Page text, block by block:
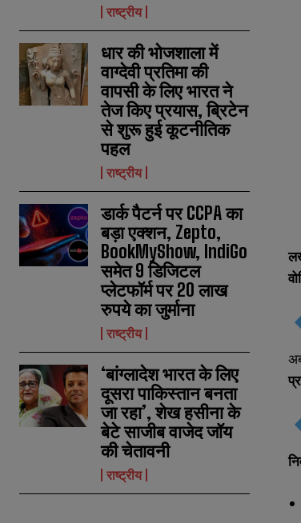
ll
राष्ट्रीय
धार की भोजशाला में
वाग्देवी प्रतिमा की
वापसी के लिए भारत ने
तेज किए प्रयास, ब्रिटेन
से शुरू हुई कूटनीतिक
पहल
राष्ट्रीय
डार्क पैटर्न पर CCPA का
बड़ा एक्शन, Zepto,
BookMyShow, IndiGo
समेत 9 डिजिटल
प्लेटफॉर्म पर 20 लाख
रुपये का जुर्माना
राष्ट्रीय
‘बांग्लादेश भारत के लिए
दूसरा पाकिस्तान बनता
जा रहा’, शेख हसीना के
बेटे साजीब वाजेद जॉय
की चेतावनी
राष्ट्रीय